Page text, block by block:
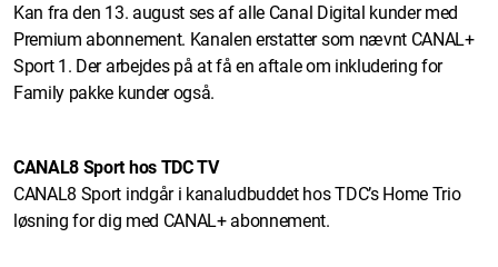
Kan fra den 13. august ses af alle Canal Digital kunder med
Premium abonnement. Kanalen erstatter som nævnt CANAL+
Sport 1. Der arbejdes på at få en aftale om inkludering for
Family pakke kunder også.
CANAL8 Sport hos TDC TV
CANAL8 Sport indgår i kanaludbuddet hos TDC’s Home Trio
løsning for dig med CANAL+ abonnement.